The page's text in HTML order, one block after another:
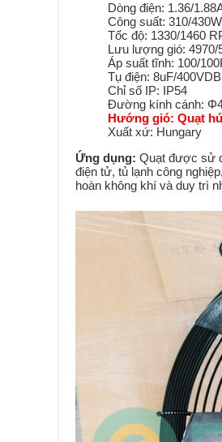
Dòng điện: 1.36/
Công suất: 310/430W
Tốc độ: 1330/1460
Lưu lượng gió: 4970/
Áp suất tĩnh: 100/
Tụ điện: 8uF/400VDB
Chỉ số IP: IP54
Đường kính cánh:
Hướng gió: Quạt
Xuất xứ: Hungary
Ứng dụng: Quạt được sử
điện tử, tủ lạnh công
hoàn không khí và duy trì